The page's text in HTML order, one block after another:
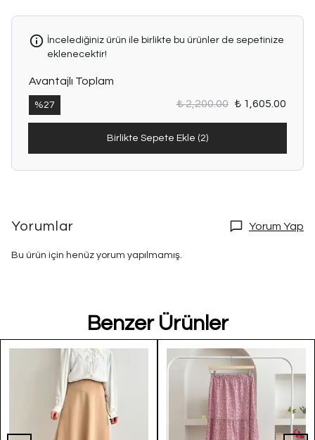
İncelediğiniz ürün ile birlikte bu ürünler de sepetinize
eklenecektir!
Avantajlı Toplam
%27 ₺ 2,200.00 ₺ 1,605.00
Birlikte Sepete Ekle (2)
Yorumlar Yorum Yap
Bu ürün için henüz yorum yapılmamış.
Benzer Ürünler